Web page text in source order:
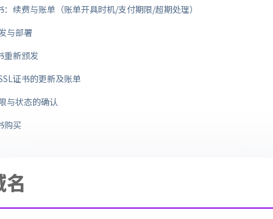
：续费与账单（账单开具时机/支付期限/超期处理）
与部署
重新颁发
证书的更新及账单
与状态的确认
购买